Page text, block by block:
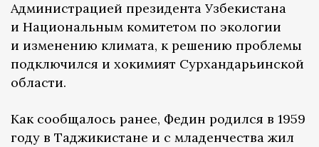
Администрацией президента Узбекистана
и Национальным комитетом по экологии
и изменению климата, к решению проблемы
подключился и хокимият Сурхандарьинской
области.
Как сообщалось ранее, Федин родился в 1959
году в Таджикистане и с младенчества жил